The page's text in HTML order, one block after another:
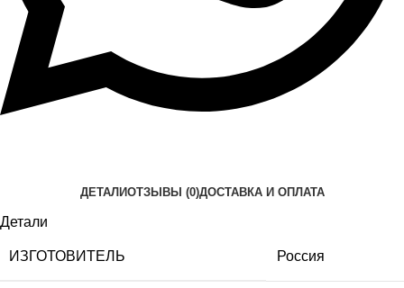
ДЕТАЛИОТЗЫВЫ (0)ДОСТАВКА И ОПЛАТА
Детали
ИЗГОТОВИТЕЛЬ Россия